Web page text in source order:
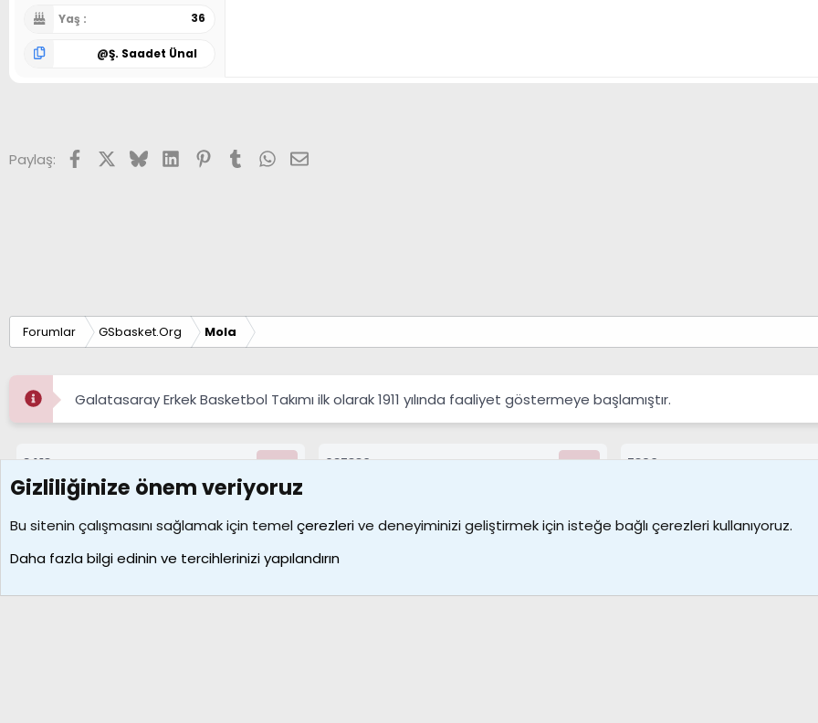
Yaş 36
@Ş. Saadet Ünal
Paylaş: FacebookX (Twitter)
BlueskyLinkedInPinterest
Tumblr WhatsApp
E-posta
Forumlar GSbasket.Org Mola
Galatasaray Erkek Basketbol Takımı ilk olarak 1911 yılında faaliyet göstermeye başlamıştır.
8413
Konular
687330
7390
Çerezler Bize ulaşın
Galatasaray Basketbol | GS Basket Taraftar Platformu
Gizliliğinize önem veriyoruz
Bu sitenin çalışmasını sağlamak için temelçerezlerive deneyiminizi geliştirmek için isteğe bağlı çerezleri kullanıyoruz.
Daha fazla bilgi edinin ve tercihlerinizi yapılandırın